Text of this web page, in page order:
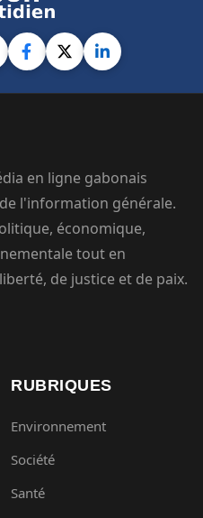
en ligne gabonais
l'information générale.
économique,
tout en
de justice et de paix.
RUBRIQUES
Environnement
Société
Santé